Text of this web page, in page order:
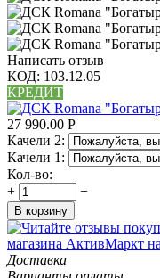
Написать отзыв
КОД: 103.12.05
КРЕДИТ
27 990.00 Р
Качели 2:
Качели 1:
Кол-во:
+
−
В корзину
Доставка